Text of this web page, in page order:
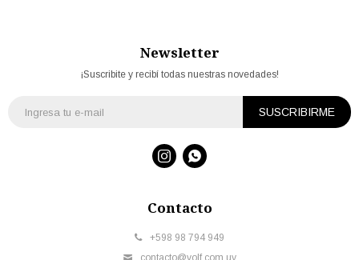
Contacto
+598 98 794 949
contacto@volf.com.uy
Newsletter
¡Suscribite y recibí todas nuestras novedades!
SUSCRIBIRME
 